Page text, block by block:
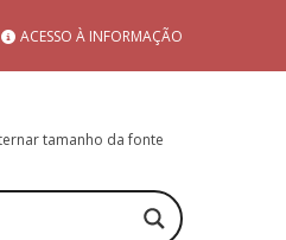
ACESSO À INFORMAÇÃO
tamanho da fonte